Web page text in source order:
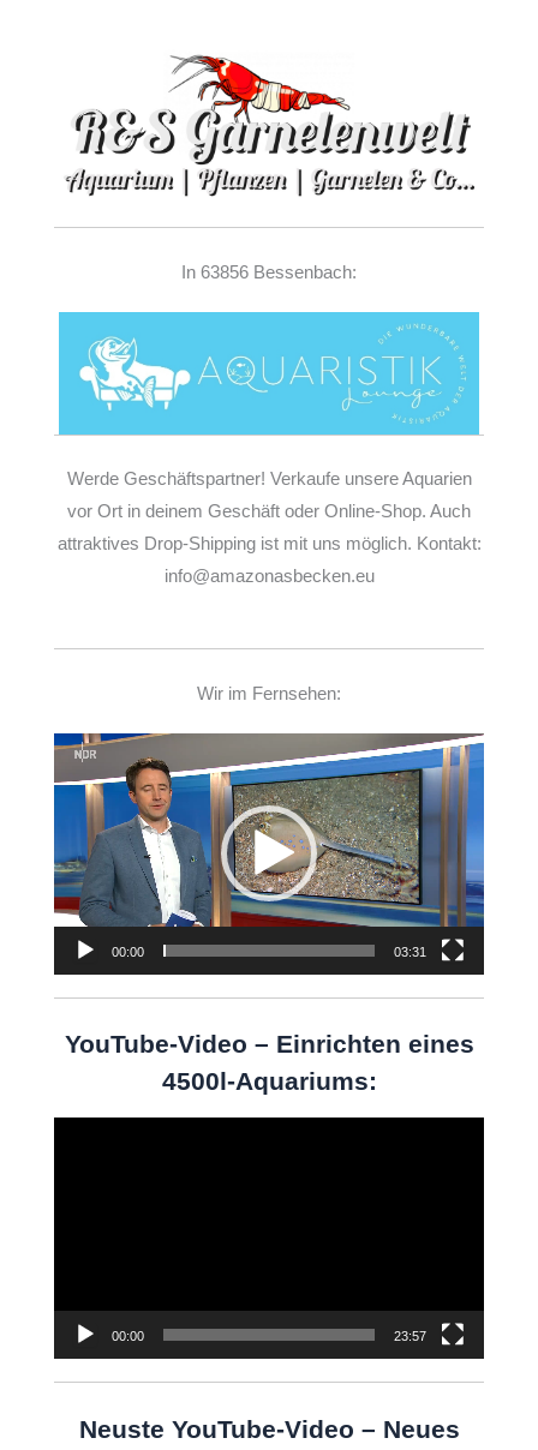
In 63856 Bessenbach:
Werde Geschäftspartner! Verkaufe unsere Aquarien
vor Ort in deinem Geschäft oder Online-Shop. Auch
attraktives Drop-Shipping ist mit uns möglich. Kontakt:
info@amazonasbecken.eu
Wir im Fernsehen:
Player
00:00 03:31
YouTube-Video – Einrichten eines
4500l-Aquariums:
00:00 23:57
Neuste YouTube-Video – Neues